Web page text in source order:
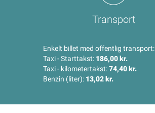
Transport
Enkelt billet med offentlig transport:
Taxi - Starttakst: 186,00 kr.
Taxi - kilometertakst:74,40 kr.
Benzin (liter): 13,02 kr.